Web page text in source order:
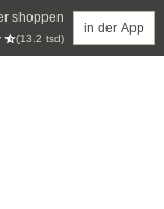
shoppen
(13.2 tsd)
in der App